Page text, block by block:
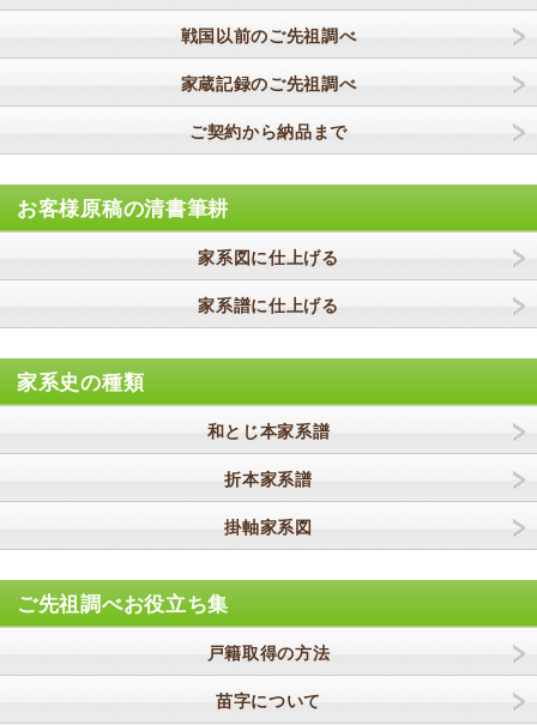
戦国以前のご先祖調べ
家蔵記録のご先祖調べ
ご契約から納品まで
お客様原稿の清書筆耕
家系図に仕上げる
家系譜に仕上げる
家系史の種類
和とじ本家系譜
折本家系譜
掛軸家系図
ご先祖調べお役立ち集
戸籍取得の方法
苗字について